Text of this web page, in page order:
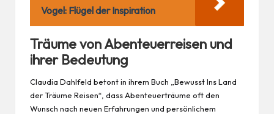
Vogel: Flügel der Inspiration
Träume von Abenteuerreisen und
ihrer Bedeutung
Claudia Dahlfeld betont in ihrem Buch
„Bewusst Ins Land
der Träume Reisen“ , dass Abenteuerträume oft den
Wunsch nach neuen Erfahrungen und persönlichem